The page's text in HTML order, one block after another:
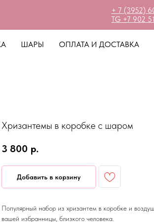
+ 7 (3952)
TG +7 902
ШАРЫ ОПЛАТА И ДОСТАВКА
Хризантемы в коробке с шаром
3 800 р.
Добавить в корзину
Популярный набор из хризантем в коробке и
вашей избранницы, близкого человека.